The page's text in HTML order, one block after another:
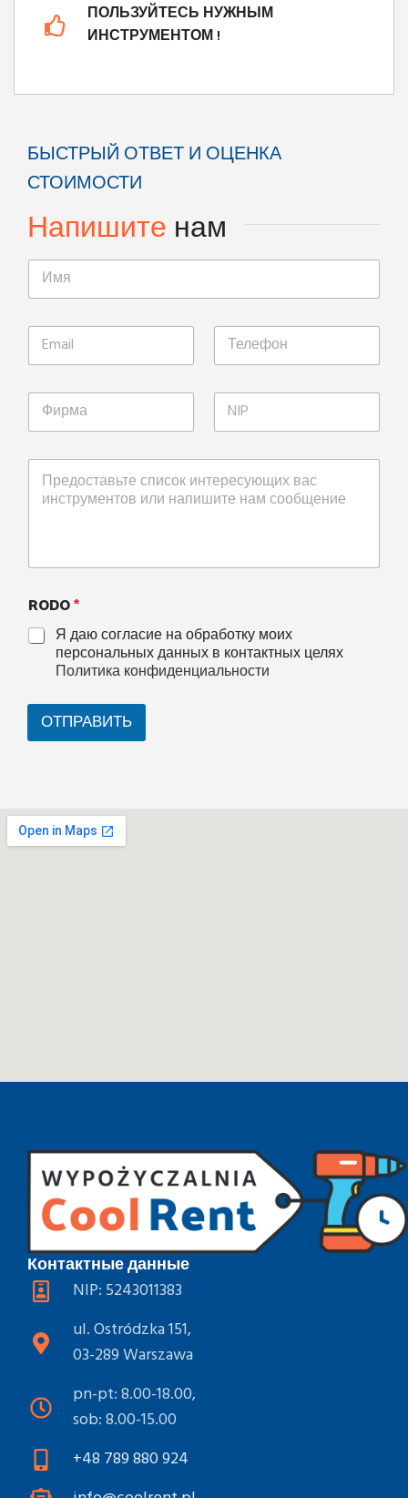
ПОЛЬЗУЙТЕСЬ НУЖНЫМ
ИНСТРУМЕНТОМ !
БЫСТРЫЙ ОТВЕТ И ОЦЕНКА
СТОИМОСТИ
Напишитенам
RODO*
Я даю согласие на обработку моих
персональных данных в контактных целях
Политика конфиденциальности
ОТПРАВИТЬ
Контактные данные
NIP: 5243011383
ul. Ostródzka 151,
03-289 Warszawa
pn-pt: 8.00-18.00,
sob: 8.00-15.00
+48 789 880 924